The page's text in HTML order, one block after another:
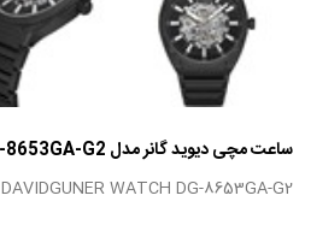
ساعت مچی دیوید گانر مدل DG-8653GA-G2
DAVIDGUNER WATCH DG-8653GA-G2